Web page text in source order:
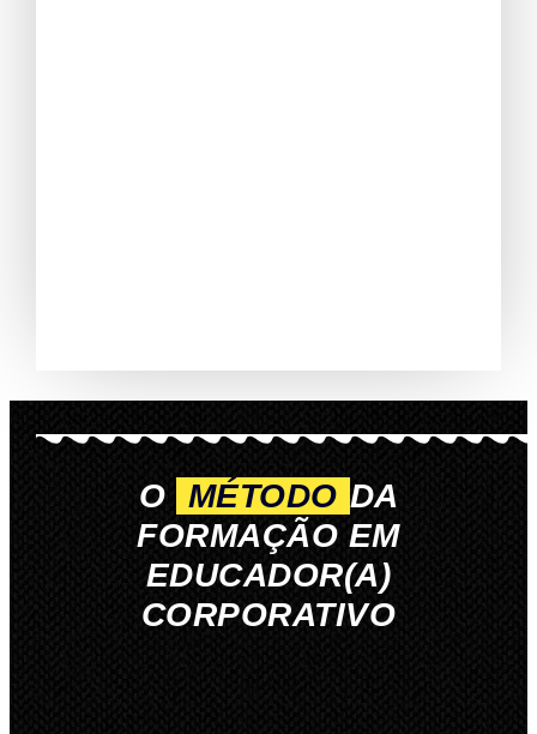
O MÉTODO DA
FORMAÇÃO EM
EDUCADOR(A)
CORPORATIVO